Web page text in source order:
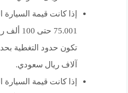
إذا كانت قيمة
75.001
آلاف ريال سعودي.
إذا كانت قيمة